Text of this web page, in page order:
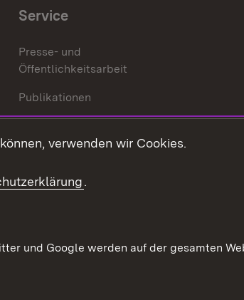
Service
Presse- und
Öffentlichkeitsarbeit
Publikationen
Mediathek
Ausschreibungen
verwenden wir Cookies.
.
und Google werden auf der gesamten